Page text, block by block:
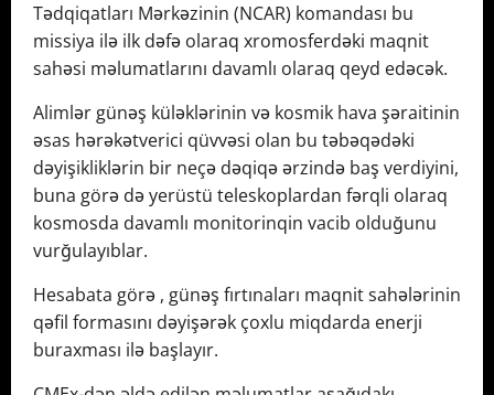
Tədqiqatları Mərkəzinin (NCAR) komandası bu
missiya ilə ilk dəfə olaraq xromosferdəki maqnit
sahəsi məlumatlarını davamlı olaraq qeyd edəcək.
Alimlər günəş küləklərinin və kosmik hava şəraitinin
əsas hərəkətverici qüvvəsi olan bu təbəqədəki
dəyişikliklərin bir neçə dəqiqə ərzində baş verdiyini,
buna görə də yerüstü teleskoplardan fərqli olaraq
kosmosda davamlı monitorinqin vacib olduğunu
vurğulayıblar.
Hesabata görə , günəş fırtınaları maqnit sahələrinin
qəfil formasını dəyişərək çoxlu miqdarda enerji
buraxması ilə başlayır.